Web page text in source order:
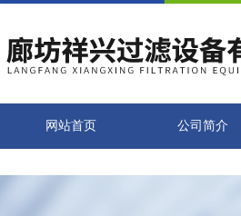
网站首页 公司简介